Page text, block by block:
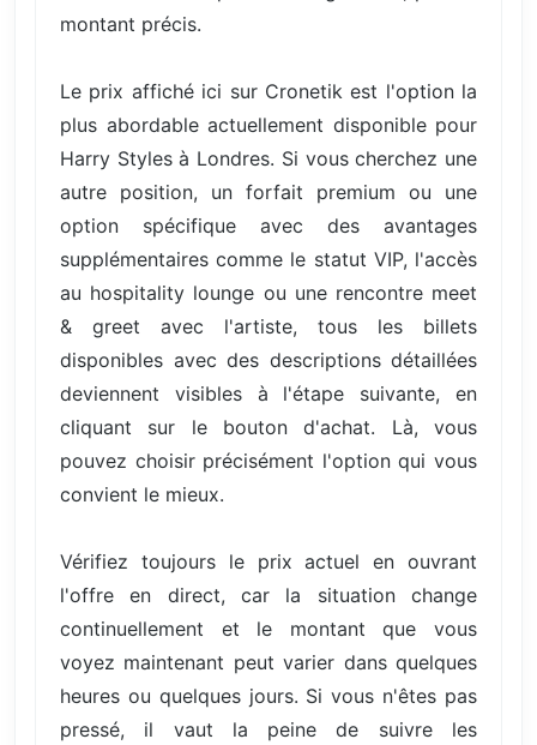
montant précis.
Le prix affiché ici sur Cronetik est l'option la
plus abordable actuellement disponible pour
Harry Styles à Londres. Si vous cherchez une
autre position, un forfait premium ou une
option spécifique avec des avantages
supplémentaires comme le statut VIP, l'accès
au hospitality lounge ou une rencontre meet
& greet avec l'artiste, tous les billets
disponibles avec des descriptions détaillées
deviennent visibles à l'étape suivante, en
cliquant sur le bouton d'achat. Là, vous
pouvez choisir précisément l'option qui vous
convient le mieux.
Vérifiez toujours le prix actuel en ouvrant
l'offre en direct, car la situation change
continuellement et le montant que vous
voyez maintenant peut varier dans quelques
heures ou quelques jours. Si vous n'êtes pas
pressé, il vaut la peine de suivre les